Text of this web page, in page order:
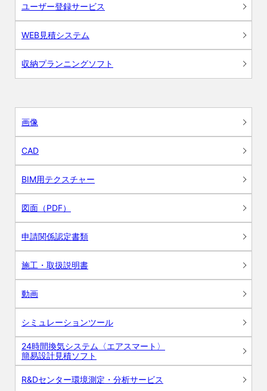
ユーザー登録サービス
WEB見積システム
収納プランニングソフト
画像
CAD
BIM用テクスチャー
図面（PDF）
申請関係認定書類
施工・取扱説明書
動画
シミュレーションツール
24時間換気システム〈エアスマート〉
簡易設計見積ソフト
R&Dセンター環境測定・分析サービス